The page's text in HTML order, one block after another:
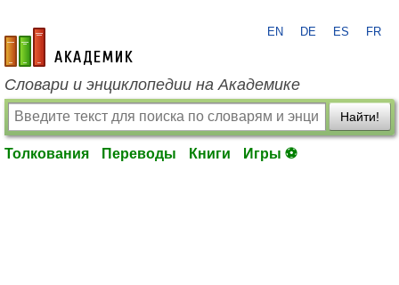
academic.ru
EN DE ES FR
Словари и энциклопедии на Академике
Найти!
Толкования Переводы Книги Игры ⚽